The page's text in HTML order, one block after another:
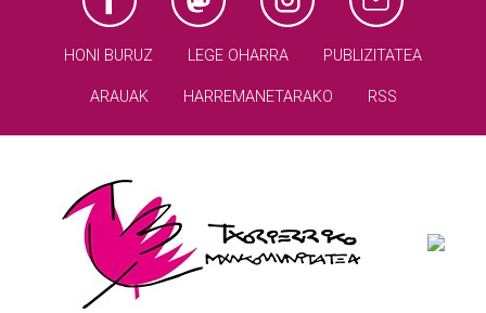
HONI BURUZ LEGE OHARRA PUBLIZITATEA
ARAUAK HARREMANETARAKO RSS